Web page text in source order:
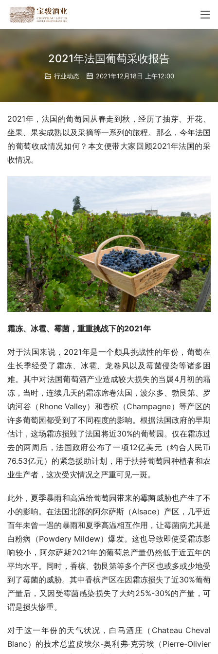
2021年法国葡萄采收报告
行业动态 2021年12月18日 上午12:00
2021年，法国的葡萄园从春走到秋，经历了抽芽、开花、
坐果、果实成熟以及采摘等一系列的旅程。那么，今年法国
的葡萄收成情况如何？本文便带大家回顾2021年法国的采
收情况。
霜冻、冰雹、霉菌，重重挑战下的2021年
对于法国来说，2021年是一个颇具挑战性的年份，葡萄在
生长季经受了霜冻、冰雹、龙卷风以及霉菌侵染等诸多困
难。其中对法国葡萄酒产业造成较大损失的当属4月初的霜
冻，当时，连续几天的霜冻席卷法国，波尔多、勃艮第、罗
讷河谷（Rhone Valley）和香槟（Champagne）等产区的
许多葡萄园都受到了不同程度的影响。根据法国政府的早期
估计，这场霜冻损毁了法国将近30%的葡萄园。仅在霜冻过
去的两周后，法国政府公布了一项12亿美元（约合人民币
76.53亿元）的紧急援助计划，用于扶持葡萄园种植者和农
业生产者，这次受灾情况之严重可见一斑。
此外，夏季暴雨和高温给葡萄园带来的霉菌威胁也产生了不
小的影响。在法国北部的阿尔萨斯（Alsace）产区，几乎近
百年未曾一遇的暴雨和夏季高温相互作用，让霉菌病尤其是
白粉病（Powdery Mildew）爆发。这也导致即使受霜冻影
响较小，阿尔萨斯2021年的葡萄总产量仍然低于近五年的
平均水平。同时，香槟、勃艮第等多个产区也或多或少地受
到了霉菌的威胁。其中香槟产区在因霜冻损失了近30%葡萄
产量后，又因受霉菌感染损失了大约25%-30%的产量，可
谓是损失惨重。
对于这一年份的天气状况，白马酒庄（Chateau Cheval
Blanc）的技术总监皮埃尔-奥利弗·克劳埃（Pierre-Olivier